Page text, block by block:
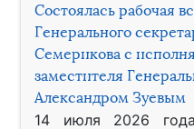
Состоялась рабочая
Генерального
Семерикова с
заместителя
Александром Зуевым
14 июля 2026